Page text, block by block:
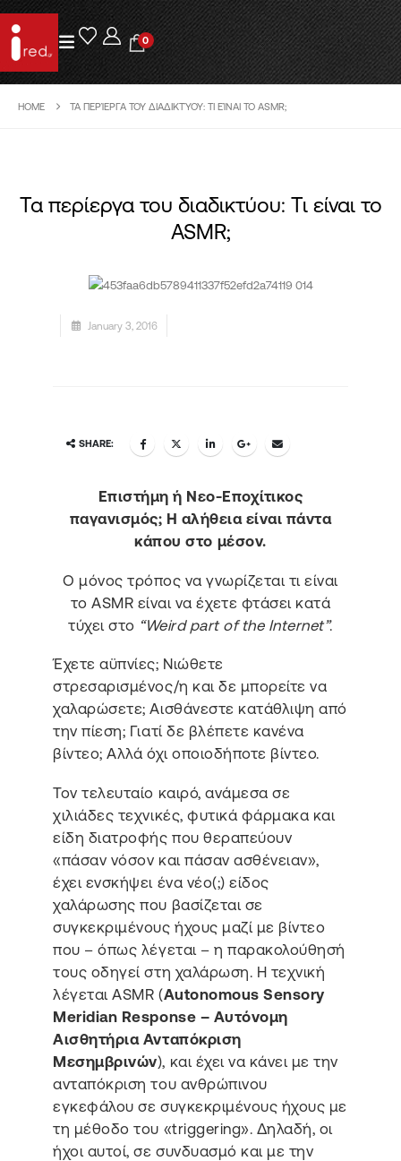
0
HOME ΤΑ ΠΕΡΊΕΡΓΑ ΤΟΥ ΔΙΑΔΙΚΤΎΟΥ: ΤΙ ΕΊΝΑΙ ΤΟ ASMR;
Τα περίεργα του διαδικτύου: Τι είναι το
ASMR;
January 3, 2016
SHARE:
Επιστήμη ή Νεο-Εποχίτικος
παγανισμός; Η αλήθεια είναι πάντα
κάπου στο μέσον.
Ο μόνος τρόπος να γνωρίζεται τι είναι
το ASMR είναι να έχετε φτάσει κατά
τύχει στο “Weird part of the Internet”.
Έχετε αϋπνίες; Νιώθετε
στρεσαρισμένος/η και δε μπορείτε να
χαλαρώσετε; Αισθάνεστε κατάθλιψη από
την πίεση; Γιατί δε βλέπετε κανένα
βίντεο; Αλλά όχι οποιοδήποτε βίντεο.
Τον τελευταίο καιρό, ανάμεσα σε
χιλιάδες τεχνικές, φυτικά φάρμακα και
είδη διατροφής που θεραπεύουν
«πάσαν νόσον και πάσαν ασθένειαν»,
έχει ενσκήψει ένα νέο(;) είδος
χαλάρωσης που βασίζεται σε
συγκεκριμένους ήχους μαζί με βίντεο
που – όπως λέγεται – η παρακολούθησή
τους οδηγεί στη χαλάρωση. Η τεχνική
λέγεται ASMR (Autonomous Sensory
Meridian Response – Αυτόνομη
Αισθητήρια Ανταπόκριση
Μεσημβρινών), και έχει να κάνει με την
ανταπόκριση του ανθρώπινου
εγκεφάλου σε συγκεκριμένους ήχους με
τη μέθοδο του «triggering». Δηλαδή, οι
ήχοι αυτοί, σε συνδυασμό και με την